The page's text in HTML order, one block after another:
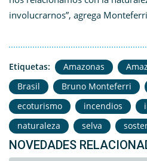
involucrarnos”, agrega
Etiquetas: Amazonas
Brasil
Bruno Monteferri
ecoturismo
incendios
naturaleza
selva
NOVEDADES